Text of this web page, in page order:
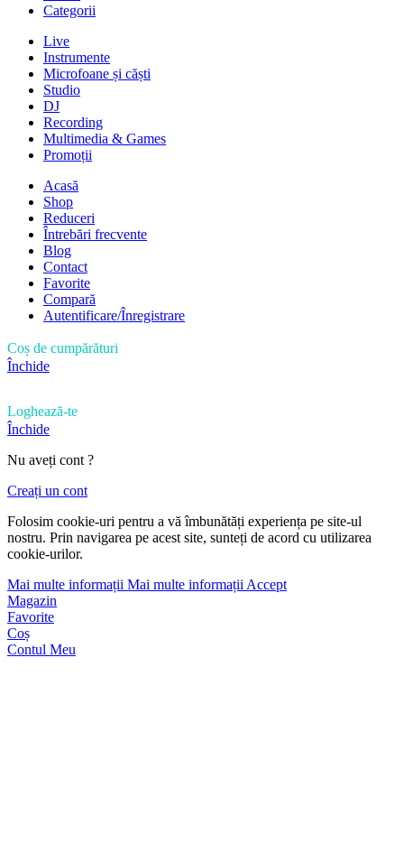
Categorii
Live
Instrumente
Microfoane și căști
Studio
DJ
Recording
Multimedia & Games
Promoții
Acasă
Shop
Reduceri
Întrebări frecvente
Blog
Contact
Favorite
Compară
Autentificare/Înregistrare
Coș de cumpărături
Închide
Loghează-te
Închide
Nu aveți cont ?
Creați un cont
Folosim cookie-uri pentru a vă îmbunătăți experiența pe site-ul
nostru. Prin navigarea pe acest site, sunteți de acord cu utilizarea
cookie-urilor.
Mai multe informații Mai multe informațiiAccept
Magazin
Favorite
Coș
Contul Meu